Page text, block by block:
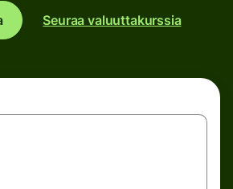
Seuraa valuuttakurssia